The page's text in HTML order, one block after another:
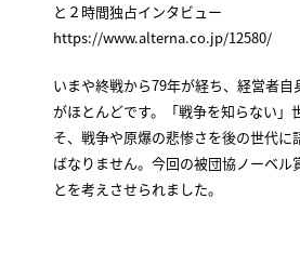
と２時間独占インタビュー
https://www.alterna.co.jp/12580/
いまや終戦から79年が経ち、経営者自
がほとんどです。「戦争を知らない」
そ、戦争や原爆の悲惨さを後の世代に
ばなりません。今回の被団協ノーベル
とを考えさせられました。